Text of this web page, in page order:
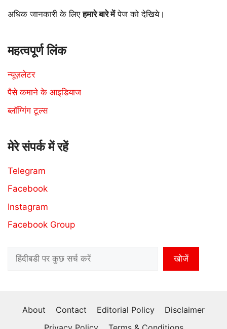
अधिक जानकारी के लिएहमारे बारे मेंपेज को देखिये।
महत्वपूर्ण लिंक
न्यूज़लेटर
पैसे कमाने के आइडियाज
ब्लॉग्गिंग टूल्स
मेरे संपर्क में रहें
Telegram
Facebook
Instagram
Facebook Group
Search
खोजें
About Contact Editorial Policy
Disclaimer